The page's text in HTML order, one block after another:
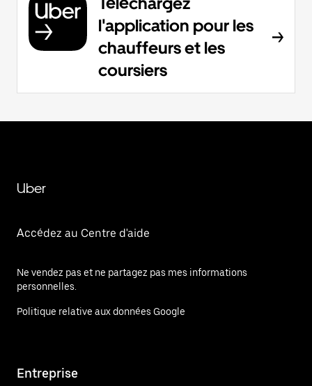
l'application pour les
chauffeurs et les
coursiers
Uber
Accédez au Centre d'aide
Ne vendez pas et ne partagez pas mes informations
personnelles.
Politique relative aux données Google
Entreprise